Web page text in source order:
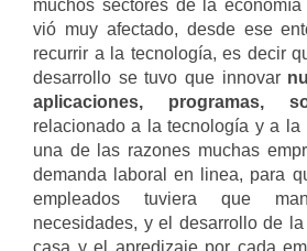
muchos sectores de la
vió muy afectado, desde ese
recurrir a la tecnología, es decir
desarrollo se tuvo que innovar
aplicaciones, programas,
relacionado a la tecnología y a la
una de las razones muchas
demanda laboral en linea, para
empleados tuviera que
necesidades, y el desarrollo de
casa y el apredizaje por cada